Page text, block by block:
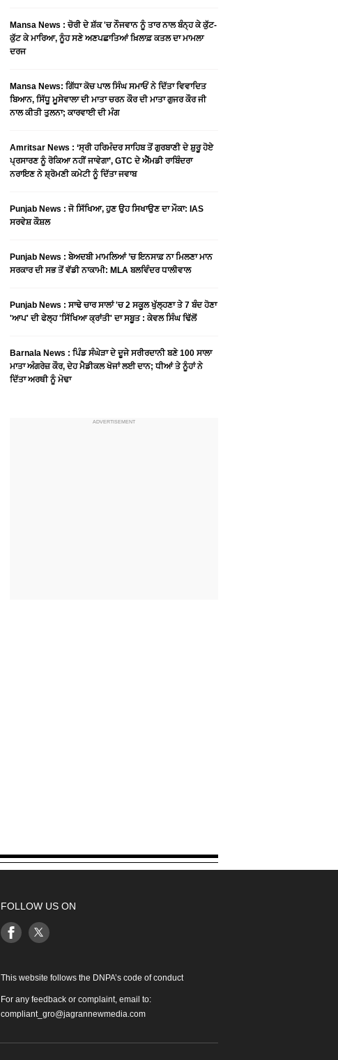
Mansa News : ਚੋਰੀ ਦੇ ਸ਼ੱਕ 'ਚ ਨੌਜਵਾਨ ਨੂੰ ਤਾਰ ਨਾਲ ਬੰਨ੍ਹ ਕੇ ਕੁੱਟ-
ਕੁੱਟ ਕੇ ਮਾਰਿਆ, ਨੂੰਹ ਸਣੇ ਅਣਪਛਾਤਿਆਂ ਖ਼ਿਲਾਫ਼ ਕਤਲ ਦਾ ਮਾਮਲਾ
ਦਰਜ
Mansa News: ਗਿੱਧਾ ਕੋਚ ਪਾਲ ਸਿੰਘ ਸਮਾਓਂ ਨੇ ਦਿੱਤਾ ਵਿਵਾਦਿਤ
ਬਿਆਨ, ਸਿੱਧੂ ਮੂਸੇਵਾਲਾ ਦੀ ਮਾਤਾ ਚਰਨ ਕੌਰ ਦੀ ਮਾਤਾ ਗੁਜਰ ਕੌਰ ਜੀ
ਨਾਲ ਕੀਤੀ ਤੁਲਨਾ; ਕਾਰਵਾਈ ਦੀ ਮੰਗ
Amritsar News : ‘ਸ੍ਰੀ ਹਰਿਮੰਦਰ ਸਾਹਿਬ ਤੋਂ ਗੁਰਬਾਣੀ ਦੇ ਸ਼ੁਰੂ ਹੋਏ
ਪ੍ਰਸਾਰਣ ਨੂੰ ਰੋਕਿਆ ਨਹੀਂ ਜਾਵੇਗਾ’, GTC ਦੇ ਐੱਮਡੀ ਰਾਬਿੰਦਰਾ
ਨਰਾਇਣ ਨੇ ਸ਼੍ਰੋਮਣੀ ਕਮੇਟੀ ਨੂੰ ਦਿੱਤਾ ਜਵਾਬ
Punjab News : ਜੋ ਸਿੱਖਿਆ, ਹੁਣ ਉਹ ਸਿਖਾਉਣ ਦਾ ਮੌਕਾ: IAS
ਸਰਵੇਸ਼ ਕੌਸ਼ਲ
Punjab News : ਬੇਅਦਬੀ ਮਾਮਲਿਆਂ ’ਚ ਇਨਸਾਫ਼ ਨਾ ਮਿਲਣਾ ਮਾਨ
ਸਰਕਾਰ ਦੀ ਸਭ ਤੋਂ ਵੱਡੀ ਨਾਕਾਮੀ: MLA ਬਲਵਿੰਦਰ ਧਾਲੀਵਾਲ
Punjab News : ਸਾਢੇ ਚਾਰ ਸਾਲਾਂ 'ਚ 2 ਸਕੂਲ ਖੁੱਲ੍ਹਣਾ ਤੇ 7 ਬੰਦ ਹੋਣਾ
'ਆਪ' ਦੀ ਫੇਲ੍ਹ 'ਸਿੱਖਿਆ ਕ੍ਰਾਂਤੀ' ਦਾ ਸਬੂਤ : ਕੇਵਲ ਸਿੰਘ ਢਿੱਲੋਂ
Barnala News : ਪਿੰਡ ਸੰਘੇੜਾ ਦੇ ਦੂਜੇ ਸਰੀਰਦਾਨੀ ਬਣੇ 100 ਸਾਲਾ
ਮਾਤਾ ਅੰਗਰੇਜ਼ ਕੌਰ, ਦੇਹ ਮੈਡੀਕਲ ਖੋਜਾਂ ਲਈ ਦਾਨ; ਧੀਆਂ ਤੇ ਨੂੰਹਾਂ ਨੇ
ਦਿੱਤਾ ਅਰਥੀ ਨੂੰ ਮੋਢਾ
FOLLOW US ON
This website follows the DNPA’s code of conduct
For any feedback or complaint, email to:
compliant_gro@jagrannewmedia.com